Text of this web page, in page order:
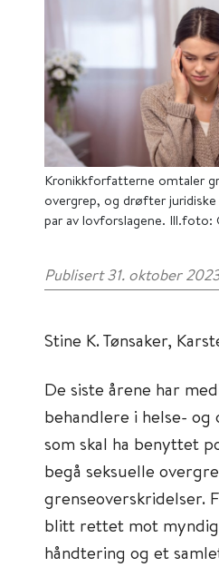
Kronikkforfatterne omtaler
overgrep, og drøfter
par av lovforslagene. Ill.foto:
Publisert 31. oktober
Stine K. Tønsaker,
De siste årene har
behandlere i helse- og
som skal ha benyttet
begå seksuelle
grenseoverskridelser.
blitt rettet mot
håndtering og et